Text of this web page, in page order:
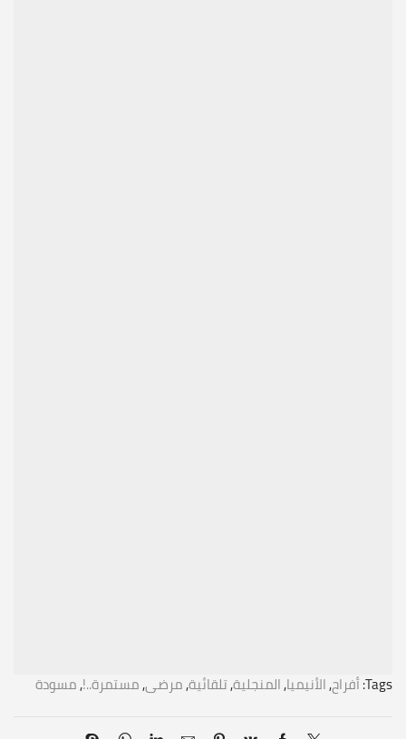
Tags: أفراح,الأنيميا,المنجلية,تلقائية,مرضى,مستمرة..!,مسودة